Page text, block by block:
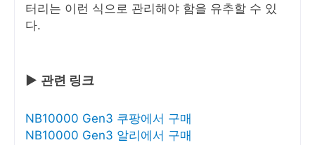
터리는 이런 식으로 관리해야 함을 유추할 수 있
다.
▶ 관련 링크
NB10000 Gen3 쿠팡에서 구매
NB10000 Gen3 알리에서 구매